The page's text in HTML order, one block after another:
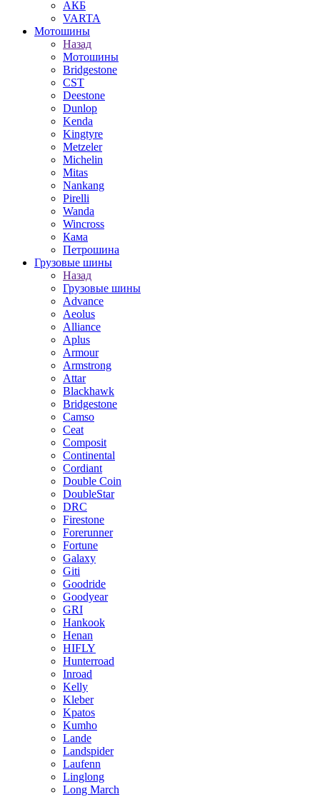
АКБ
VARTA
Мотошины
Назад
Мотошины
Bridgestone
CST
Deestone
Dunlop
Kenda
Kingtyre
Metzeler
Michelin
Mitas
Nankang
Pirelli
Wanda
Wincross
Кама
Петрошина
Грузовые шины
Назад
Грузовые шины
Advance
Aeolus
Alliance
Aplus
Armour
Armstrong
Attar
Blackhawk
Bridgestone
Camso
Ceat
Composit
Continental
Cordiant
Double Coin
DoubleStar
DRC
Firestone
Forerunner
Fortune
Galaxy
Giti
Goodride
Goodyear
GRI
Hankook
Henan
HIFLY
Hunterroad
Inroad
Kelly
Kleber
Kpatos
Kumho
Lande
Landspider
Laufenn
Linglong
Long March